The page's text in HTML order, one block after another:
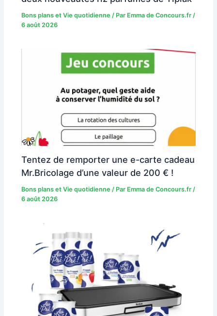
Bons plans et Vie quotidienne / Par Emma de Concours.fr /
6 août 2026
Tentez de remporter une e-carte cadeau
Mr.Bricolage d’une valeur de 200 € !
Bons plans et Vie quotidienne / Par Emma de Concours.fr /
6 août 2026